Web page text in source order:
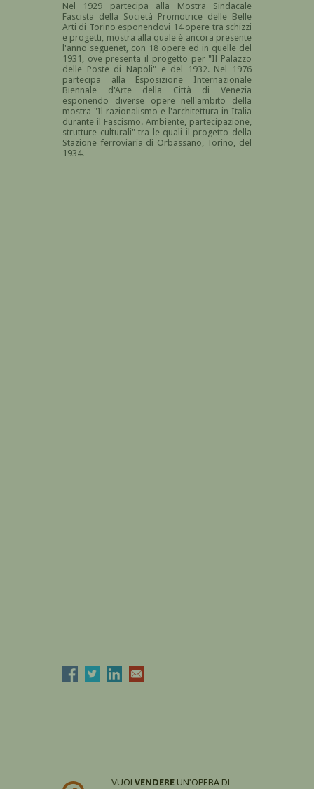
Nel 1929 partecipa alla Mostra Sindacale
Fascista della Società Promotrice delle Belle
Arti di Torino esponendovi 14 opere tra schizzi
e progetti, mostra alla quale è ancora presente
l'anno seguenet, con 18 opere ed in quelle del
1931, ove presenta il progetto per "Il Palazzo
delle Poste di Napoli" e del 1932. Nel 1976
partecipa alla Esposizione Internazionale
Biennale d'Arte della Città di Venezia
esponendo diverse opere nell'ambito della
mostra "Il razionalismo e l'architettura in Italia
durante il Fascismo. Ambiente, partecipazione,
strutture culturali" tra le quali il progetto della
Stazione ferroviaria di Orbassano, Torino, del
1934.
VUOI VENDERE UN'OPERA DI